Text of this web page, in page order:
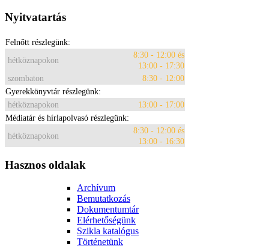
Nyitvatartás
Felnőtt részlegünk:
hétköznapokon
8:30 - 12:00 és
13:00 - 17:30
szombaton
8:30 - 12:00
Gyerekkönyvtár részlegünk:
hétköznapokon
13:00 - 17:00
Médiatár és hírlapolvasó részlegünk:
hétköznapokon
8:30 - 12:00 és
13:00 - 16:30
Hasznos oldalak
Archívum
Bemutatkozás
Dokumentumtár
Elérhetőségünk
Szikla katalógus
Történetünk